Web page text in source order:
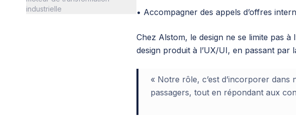
industrielle
• Accompagner des appels d’offres
Chez Alstom, le design ne se limite pas
design produit à l’UX/UI, en passant par
« Notre rôle, c’est d’incorporer
passagers, tout en répondant aux